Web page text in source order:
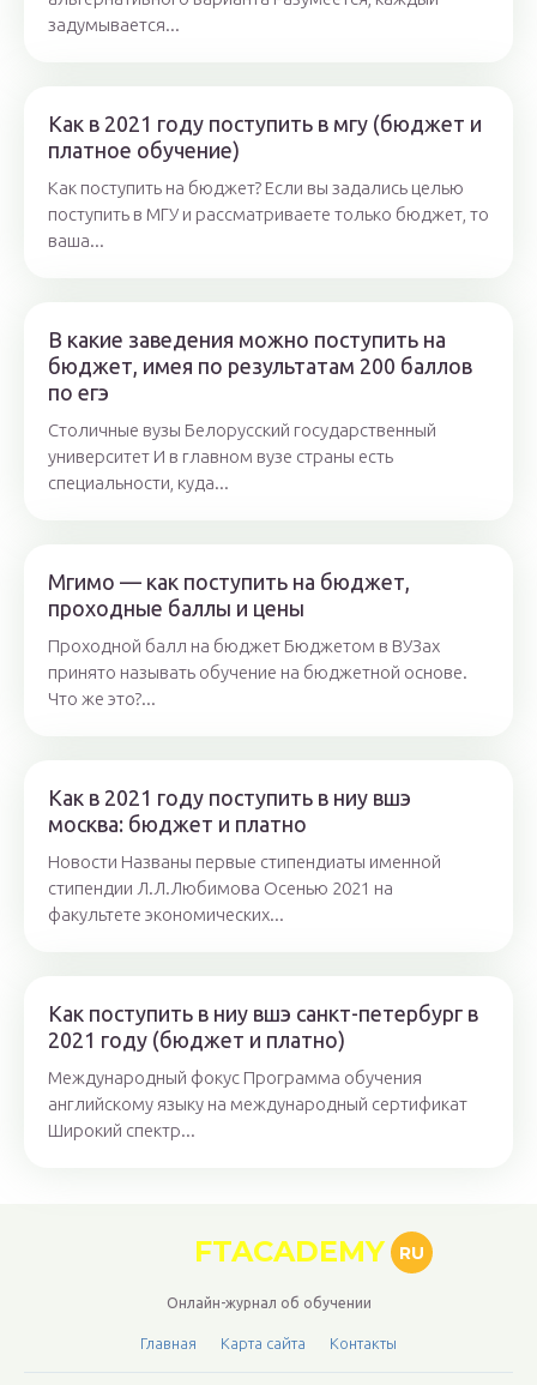
задумывается...
Как в 2021 году поступить в мгу (бюджет и
платное обучение)
Как поступить на бюджет? Если вы задались целью
поступить в МГУ и рассматриваете только бюджет, то
ваша...
В какие заведения можно поступить на
бюджет, имея по результатам 200 баллов
по егэ
Столичные вузы Белорусский государственный
университет И в главном вузе страны есть
специальности, куда...
Мгимо — как поступить на бюджет,
проходные баллы и цены
Проходной балл на бюджет Бюджетом в ВУЗах
принято называть обучение на бюджетной основе.
Что же это?...
Как в 2021 году поступить в ниу вшэ
москва: бюджет и платно
Новости Названы первые стипендиаты именной
стипендии Л.Л.Любимова Осенью 2021 на
факультете экономических...
Как поступить в ниу вшэ санкт-петербург в
2021 году (бюджет и платно)
Международный фокус Программа обучения
английскому языку на международный сертификат
Широкий спектр...
FTACADEMY RU
Онлайн-журнал об обучении
Главная Карта сайта Контакты